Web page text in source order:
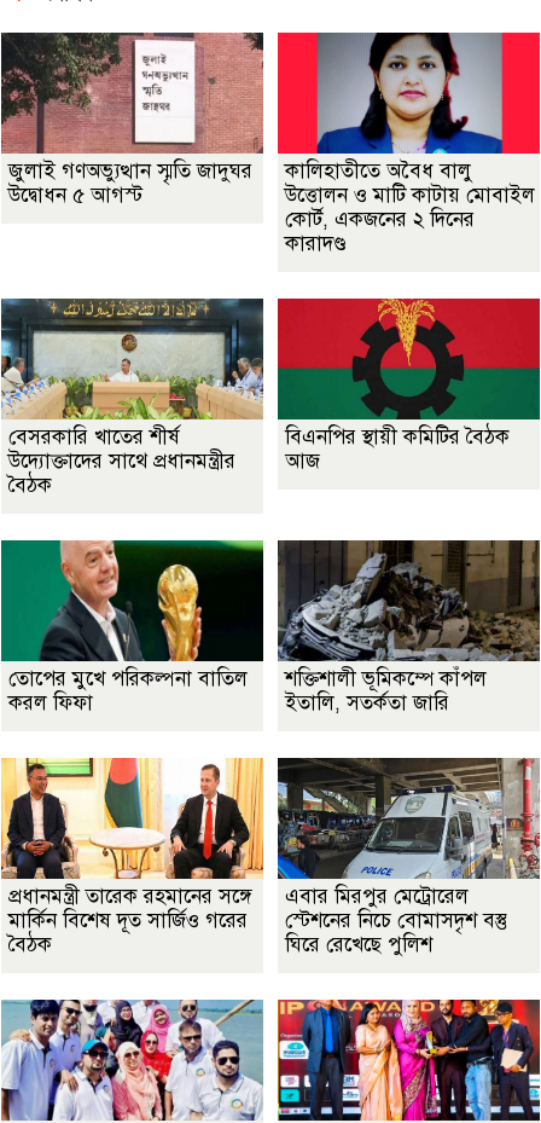
জুলাই গণঅভ্যুত্থান স্মৃতি জাদুঘর
উদ্বোধন ৫ আগস্ট
কালিহাতীতে অবৈধ বালু
উত্তোলন ও মাটি কাটায় মোবাইল
কোর্ট, একজনের ২ দিনের
কারাদণ্ড
বেসরকারি খাতের শীর্ষ
উদ্যোক্তাদের সাথে প্রধানমন্ত্রীর
বৈঠক
বিএনপির স্থায়ী কমিটির বৈঠক
আজ
তোপের মুখে পরিকল্পনা বাতিল
করল ফিফা
শক্তিশালী ভূমিকম্পে কাঁপল
ইতালি, সতর্কতা জারি
প্রধানমন্ত্রী তারেক রহমানের সঙ্গে
মার্কিন বিশেষ দূত সার্জিও গরের
বৈঠক
এবার মিরপুর মেট্রোরেল
স্টেশনের নিচে বোমাসদৃশ বস্তু
ঘিরে রেখেছে পুলিশ